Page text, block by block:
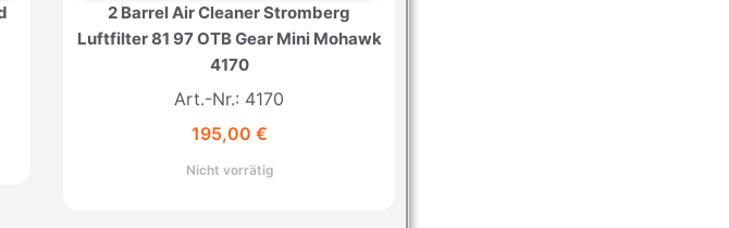
2 Barrel Air Cleaner Stromberg
Luftfilter 81 97 OTB Gear Mini Mohawk
4170
Art.-Nr.: 4170
195,00 €
Nicht vorrätig